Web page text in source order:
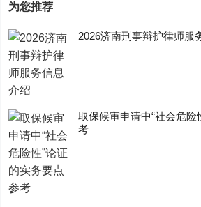
为您推荐
2026济南刑事辩护律师服
取保候审申请中“社会危险
考